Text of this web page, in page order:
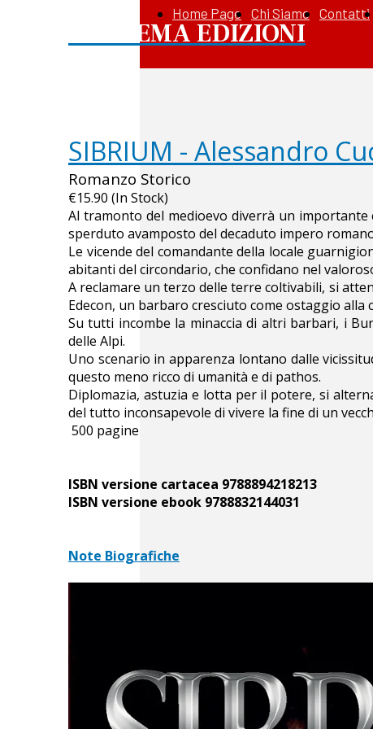
Home Page Chi Siamo Contatti
APOREMA EDIZIONI
SIBRIUM - Alessandro
Romanzo Storico
€15.90 (In Stock)
Al tramonto del medioevo diverrà un
sperduto avamposto del decaduto impero
Le vicende del comandante della locale
abitanti del circondario, che confidano nel
A reclamare un terzo delle terre coltivabili, si
Edecon, un barbaro cresciuto come ostaggio alla
Su tutti incombe la minaccia di altri barbari, i
delle Alpi.
Uno scenario in apparenza lontano dalle
questo meno ricco di umanità e di pathos.
Diplomazia, astuzia e lotta per il potere, si
del tutto inconsapevole di vivere la fine di un
500 pagine
ISBN versione cartacea 9788894218213
ISBN versione ebook 9788832144031
Note Biografiche